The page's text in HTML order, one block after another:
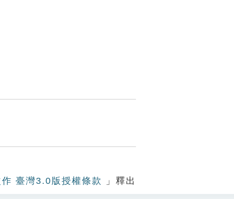
臺灣3.0版授權條款 」釋出